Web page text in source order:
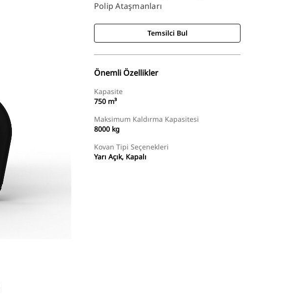
Polip Ataşmanları
Temsilci Bul
Önemli Özellikler
Kapasite
750 m³
Maksimum Kaldırma Kapasitesi
8000 kg
Kovan Tipi Seçenekleri
Yarı Açık, Kapalı